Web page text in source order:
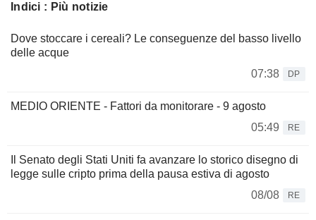
Indici : Più notizie
Dove stoccare i cereali? Le conseguenze del basso livello
delle acque
07:38
DP
MEDIO ORIENTE - Fattori da monitorare - 9 agosto
05:49
RE
Il Senato degli Stati Uniti fa avanzare lo storico disegno di
legge sulle cripto prima della pausa estiva di agosto
08/08
RE